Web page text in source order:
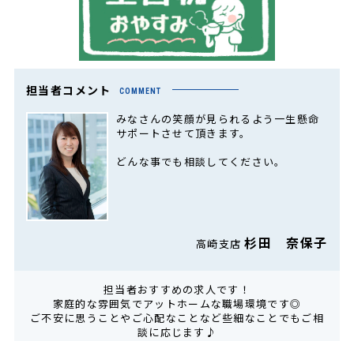
担当者コメント COMMENT
みなさんの笑顔が見られるよう一生懸命
サポートさせて頂きます。
どんな事でも相談してください。
高崎支店杉田 奈保子
担当者おすすめの求人です！
家庭的な雰囲気でアットホームな職場環境です◎
ご不安に思うことやご心配なことなど些細なことでもご相
談に応じます♪